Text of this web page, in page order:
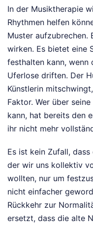
In der Musiktherapie
Rhythmen helfen
Muster aufzubrechen.
wirken. Es bietet eine
festhalten kann, wenn
Uferlose driften. Der
Künstlerin
Faktor. Wer über
kann, hat bereits den
ihr nicht mehr
Es ist kein Zufall,
der wir uns kollektiv
wollten, nur um
nicht einfacher
Rückkehr zur
ersetzt, dass die alte